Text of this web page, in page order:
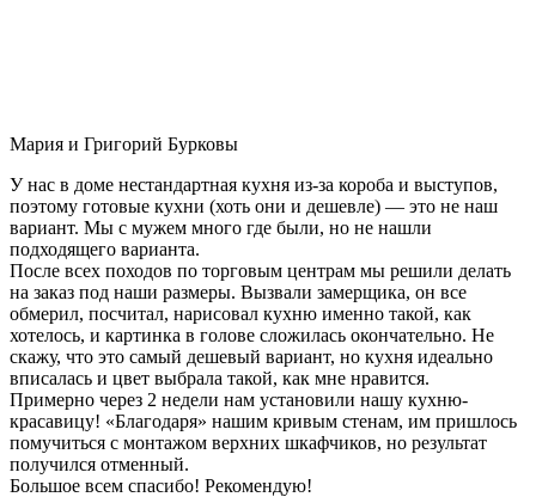
Мария и Григорий Бурковы
У нас в доме нестандартная кухня из-за короба и выступов,
поэтому готовые кухни (хоть они и дешевле) — это не наш
вариант. Мы с мужем много где были, но не нашли
подходящего варианта.
После всех походов по торговым центрам мы решили делать
на заказ под наши размеры. Вызвали замерщика, он все
обмерил, посчитал, нарисовал кухню именно такой, как
хотелось, и картинка в голове сложилась окончательно. Не
скажу, что это самый дешевый вариант, но кухня идеально
вписалась и цвет выбрала такой, как мне нравится.
Примерно через 2 недели нам установили нашу кухню-
красавицу! «Благодаря» нашим кривым стенам, им пришлось
помучиться с монтажом верхних шкафчиков, но результат
получился отменный.
Большое всем спасибо! Рекомендую!